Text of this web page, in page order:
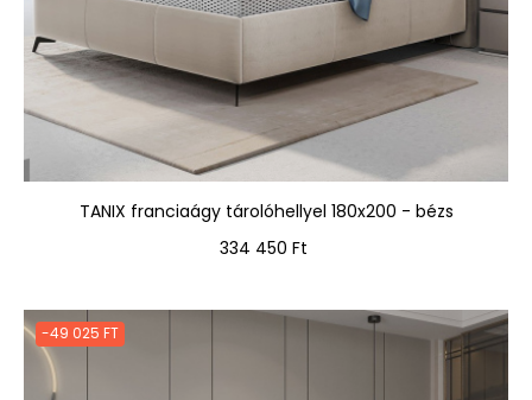
TANIX franciaágy tárolóhellyel 180x200 - bézs
Ár
334 450 Ft
-49 025 FT